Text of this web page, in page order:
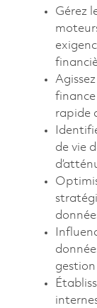
Gérez
rapide
de vie